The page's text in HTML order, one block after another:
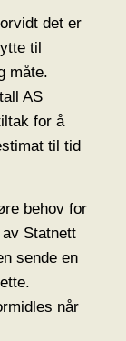
det er
til
måte.
AS
for å
til tid
behov for
Statnett
sende en
når